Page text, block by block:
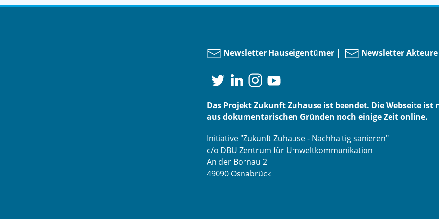
Newsletter Hauseigentümer | Newsletter Akteure
Das Projekt Zukunft Zuhause ist beendet. Die Webseite ist
aus dokumentarischen Gründen noch einige Zeit online.
Initiative "Zukunft Zuhause - Nachhaltig sanieren"
c/o DBU Zentrum für Umweltkommunikation
An der Bornau 2
49090 Osnabrück